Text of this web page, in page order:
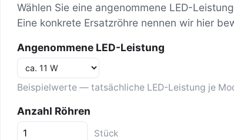
Wählen Sie eine angenommene LED-
Eine konkrete Ersatzröhre nennen wir hier
Angenommene LED-Leistung
Beispielwerte — tatsächliche LED-Leistung je
Anzahl Röhren
Stück